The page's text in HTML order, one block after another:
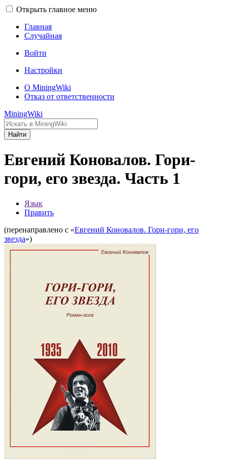
Открыть главное меню
Главная
Случайная
Войти
Настройки
О MiningWiki
Отказ от ответственности
MiningWiki
Найти
Евгений Коновалов. Гори-
гори, его звезда. Часть 1
Язык
Править
(перенаправлено с «Евгений Коновалов. Гори-гори, его
звезда»)